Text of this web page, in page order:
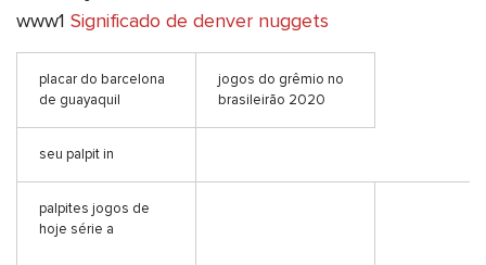
www1 Significado de denver nuggets
placar do barcelona
de guayaquil
jogos do grêmio no
brasileirão 2020
seu palpit in
palpites jogos de
hoje série a